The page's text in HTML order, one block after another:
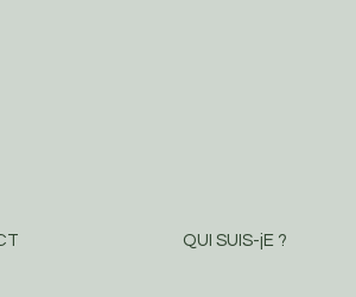
QUI SUIS-jE ?